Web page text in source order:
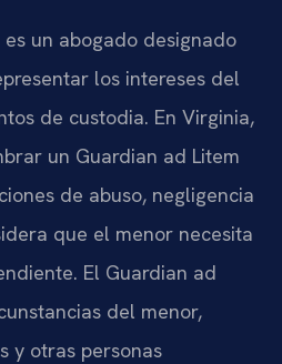
un abogado designado
los intereses del
de custodia. En Virginia,
un Guardian ad Litem
de abuso, negligencia
que el menor necesita
El Guardian ad
del menor,
y otras personas